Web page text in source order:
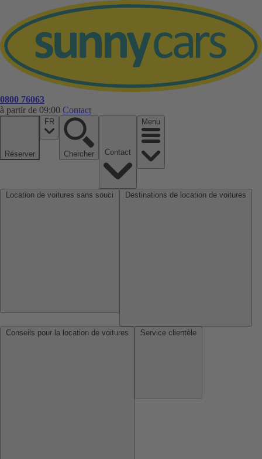
0800 76063
à partir de 09:00 Contact
Réserver
FR
Chercher
Menu